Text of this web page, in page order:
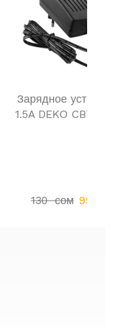
Зарядное
1.5A DEKO
130  сом 99  сом